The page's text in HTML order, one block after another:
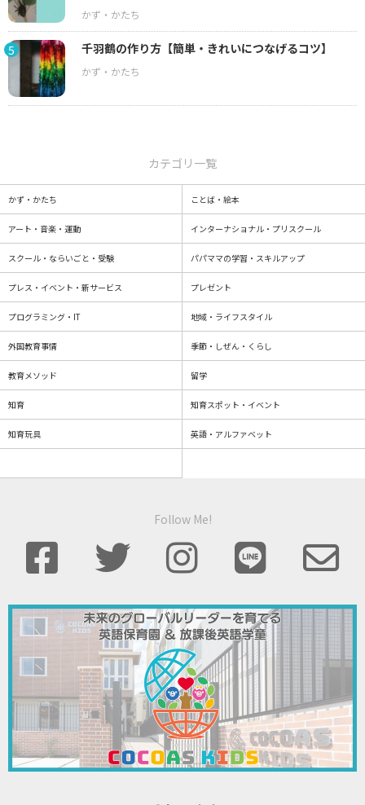
5 千羽鶴の作り方【簡単・きれいにつなげるコツ】
カテゴリ一覧
かず・かたち ことば・絵本
アート・音楽・運動 インターナショナル・プリスクール
スクール・ならいごと・受験 パパママの学習・スキルアップ
プレス・イベント・新サービス プレゼント
プログラミング・IT 地域・ライフスタイル
外国教育事情 季節・しぜん・くらし
教育メソッド 留学
知育 知育スポット・イベント
知育玩具 英語・アルファベット
Follow Me!